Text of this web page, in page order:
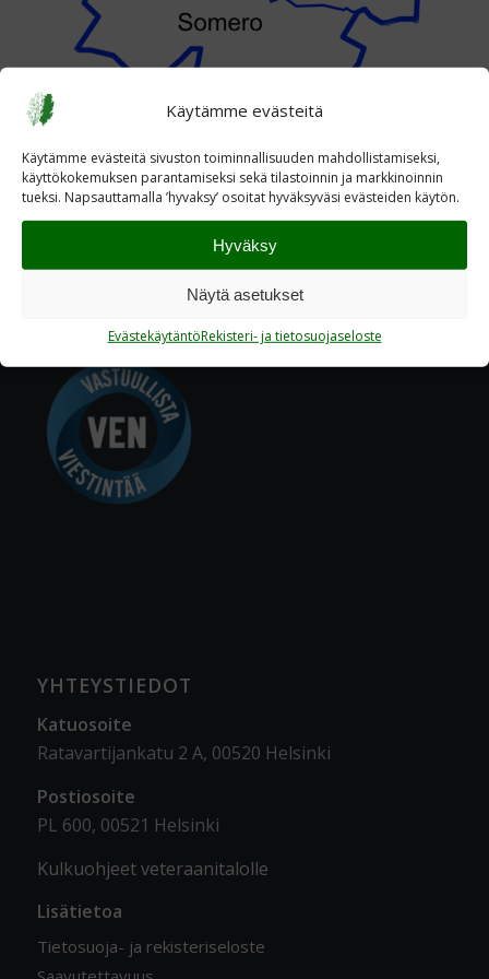
Käytämme evästeitä
Käytämme evästeitä sivuston toiminnallisuuden mahdollistamiseksi,
käyttökokemuksen parantamiseksi sekä tilastoinnin ja markkinoinnin
tueksi. Napsauttamalla ’hyvaksy’ osoitat hyväksyväsi evästeiden käytön.
Hyväksy
Näytä asetukset
EvästekäytäntöRekisteri- ja tietosuojaseloste
YHTEYSTIEDOT
Katuosoite
Ratavartijankatu 2 A, 00520 Helsinki
Postiosoite
PL 600, 00521 Helsinki
Kulkuohjeet veteraanitalolle
Lisätietoa
Tietosuoja- ja rekisteriseloste